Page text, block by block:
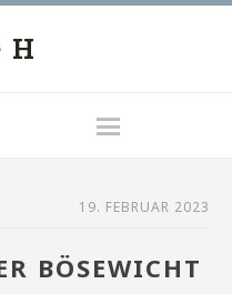
H
19. FEBRUAR 2023
BÖSEWICHT